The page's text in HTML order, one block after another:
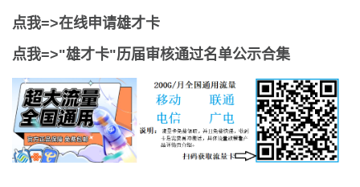
雄才卡资讯
雄安新闻
点我=>在线申请雄才卡
点我=>"雄才卡"历届审核通过名单公示合集